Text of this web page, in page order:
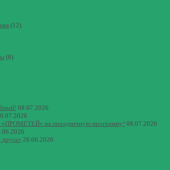
(12)
(8)
08.07.2026
«ПРОМЕТЕЙ» на праздничную программу! 08.07.2026
26.06.2026